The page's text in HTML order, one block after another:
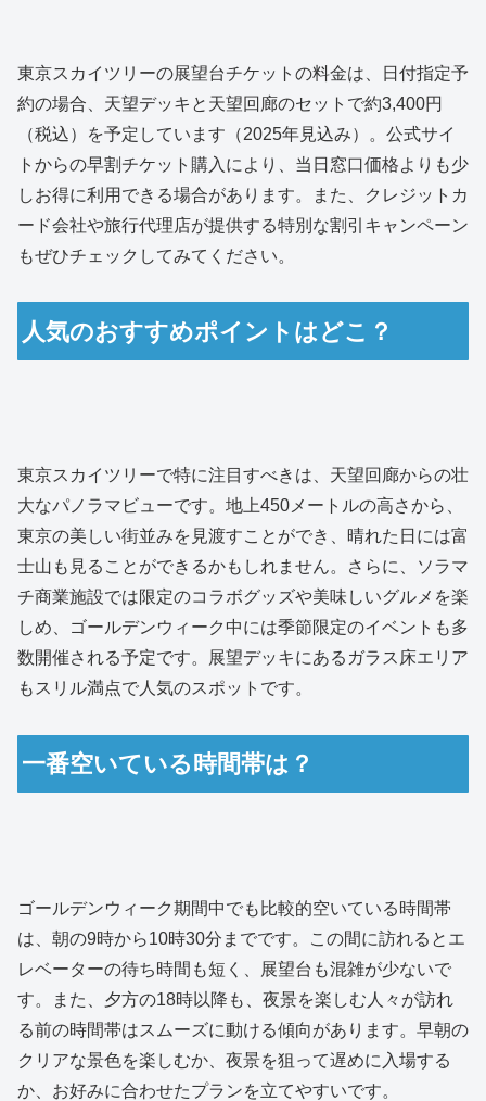
東京スカイツリーの展望台チケットの料金は、日付指定予
約の場合、天望デッキと天望回廊のセットで約3,400円
（税込）を予定しています（2025年見込み）。公式サイ
トからの早割チケット購入により、当日窓口価格よりも少
しお得に利用できる場合があります。また、クレジットカ
ード会社や旅行代理店が提供する特別な割引キャンペーン
もぜひチェックしてみてください。
人気のおすすめポイントはどこ？
東京スカイツリーで特に注目すべきは、天望回廊からの壮
大なパノラマビューです。地上450メートルの高さから、
東京の美しい街並みを見渡すことができ、晴れた日には富
士山も見ることができるかもしれません。さらに、ソラマ
チ商業施設では限定のコラボグッズや美味しいグルメを楽
しめ、ゴールデンウィーク中には季節限定のイベントも多
数開催される予定です。展望デッキにあるガラス床エリア
もスリル満点で人気のスポットです。
一番空いている時間帯は？
ゴールデンウィーク期間中でも比較的空いている時間帯
は、朝の9時から10時30分までです。この間に訪れるとエ
レベーターの待ち時間も短く、展望台も混雑が少ないで
す。また、夕方の18時以降も、夜景を楽しむ人々が訪れ
る前の時間帯はスムーズに動ける傾向があります。早朝の
クリアな景色を楽しむか、夜景を狙って遅めに入場する
か、お好みに合わせたプランを立てやすいです。